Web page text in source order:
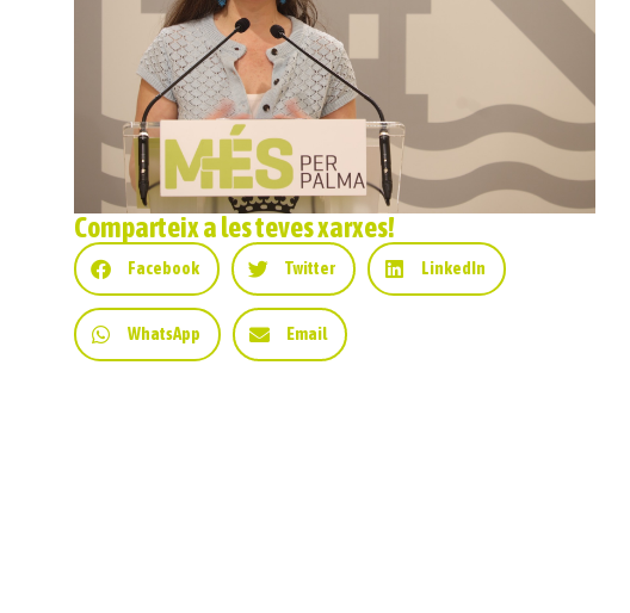
Comparteix a les teves xarxes!
Facebook Twitter LinkedIn
WhatsApp Email